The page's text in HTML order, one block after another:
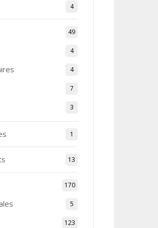
4
49
4
4
7
3
1
13
170
5
123